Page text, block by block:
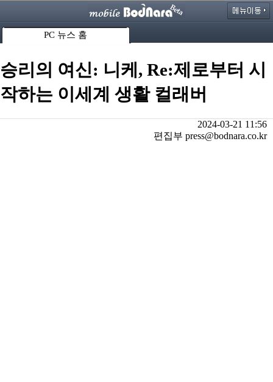
PC 뉴스 홈
승리의 여신: 니케, Re:제로부터 시
작하는 이세계 생활 컬래버
2024-03-21 11:56
편집부 press@bodnara.co.kr